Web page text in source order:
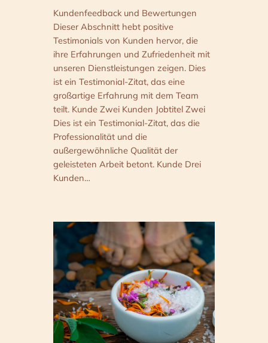
Kundenfeedback und Bewertungen
Dieser Abschnitt hebt positive
Testimonials von Kunden hervor, die
ihre Erfahrungen und Zufriedenheit mit
unseren Dienstleistungen zeigen. Dies
ist ein Testimonial-Zitat, das eine
großartige Erfahrung mit dem Team
teilt. Kunde Zwei Kunden Jobtitel Zwei
Dies ist ein Testimonial-Zitat, das die
Professionalität und die
außergewöhnliche Qualität der
geleisteten Arbeit betont. Kunde Drei
Kunden…